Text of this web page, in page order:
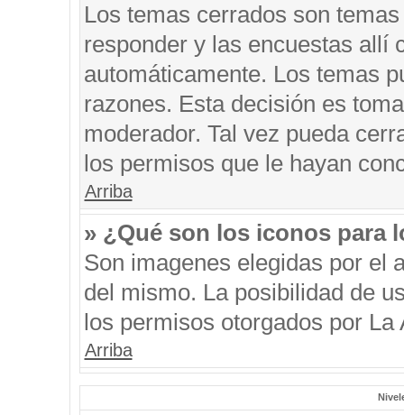
Los temas cerrados son
responder y las encuestas allí
automáticamente. Los temas
razones. Esta decisión es
moderador. Tal vez pueda
los permisos que le hayan
Arriba
» ¿Qué son los iconos para
Son imagenes elegidas por el
del mismo. La posibilidad de
los permisos otorgados por La
Arriba